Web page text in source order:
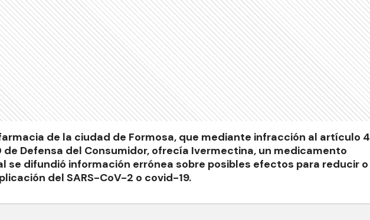
de la ciudad de Formosa, que mediante infracción al artículo 4
de Defensa del Consumidor, ofrecía Ivermectina, un medicamento
se difundió información errónea sobre posibles efectos para reducir o
del SARS-CoV-2 o covid-19.